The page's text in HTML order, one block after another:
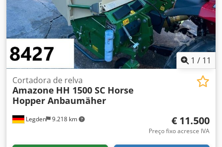
1 / 11
Legden 9.218 km
Cortadora de relva
Amazone HH 1500 SC Horse
Hopper Anbaumäher
€ 11.500
Preço fixo acresce IVA